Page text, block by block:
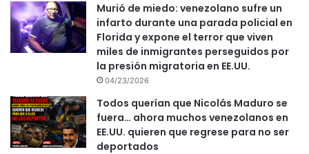
Murió de miedo: venezolano sufre un
infarto durante una parada policial en
Florida y expone el terror que viven
miles de inmigrantes perseguidos por
la presión migratoria en EE.UU.
04/23/2026
Todos querían que Nicolás Maduro se
fuera… ahora muchos venezolanos en
EE.UU. quieren que regrese para no ser
deportados